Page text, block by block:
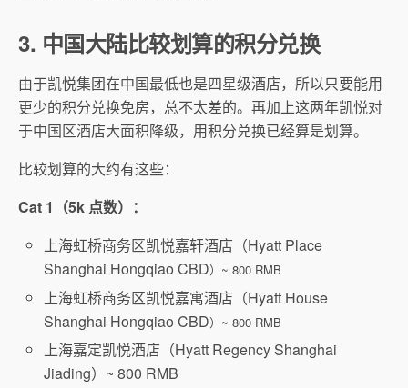
3. 中国大陆比较划算的积分兑换
由于凯悦集团在中国最低也是四星级酒店，所以只要能用
更少的积分兑换免房，总不太差的。再加上这两年凯悦对
于中国区酒店大面积降级，用积分兑换已经算是划算。
比较划算的大约有这些：
Cat 1（5k 点数）：
上海虹桥商务区凯悦嘉轩酒店（Hyatt Place
Shanghai Hongqiao CBD）~ 800 RMB
上海虹桥商务区凯悦嘉寓酒店（Hyatt House
Shanghai Hongqiao CBD）~ 800 RMB
上海嘉定凯悦酒店（Hyatt Regency Shanghai
Jiading）~ 800 RMB